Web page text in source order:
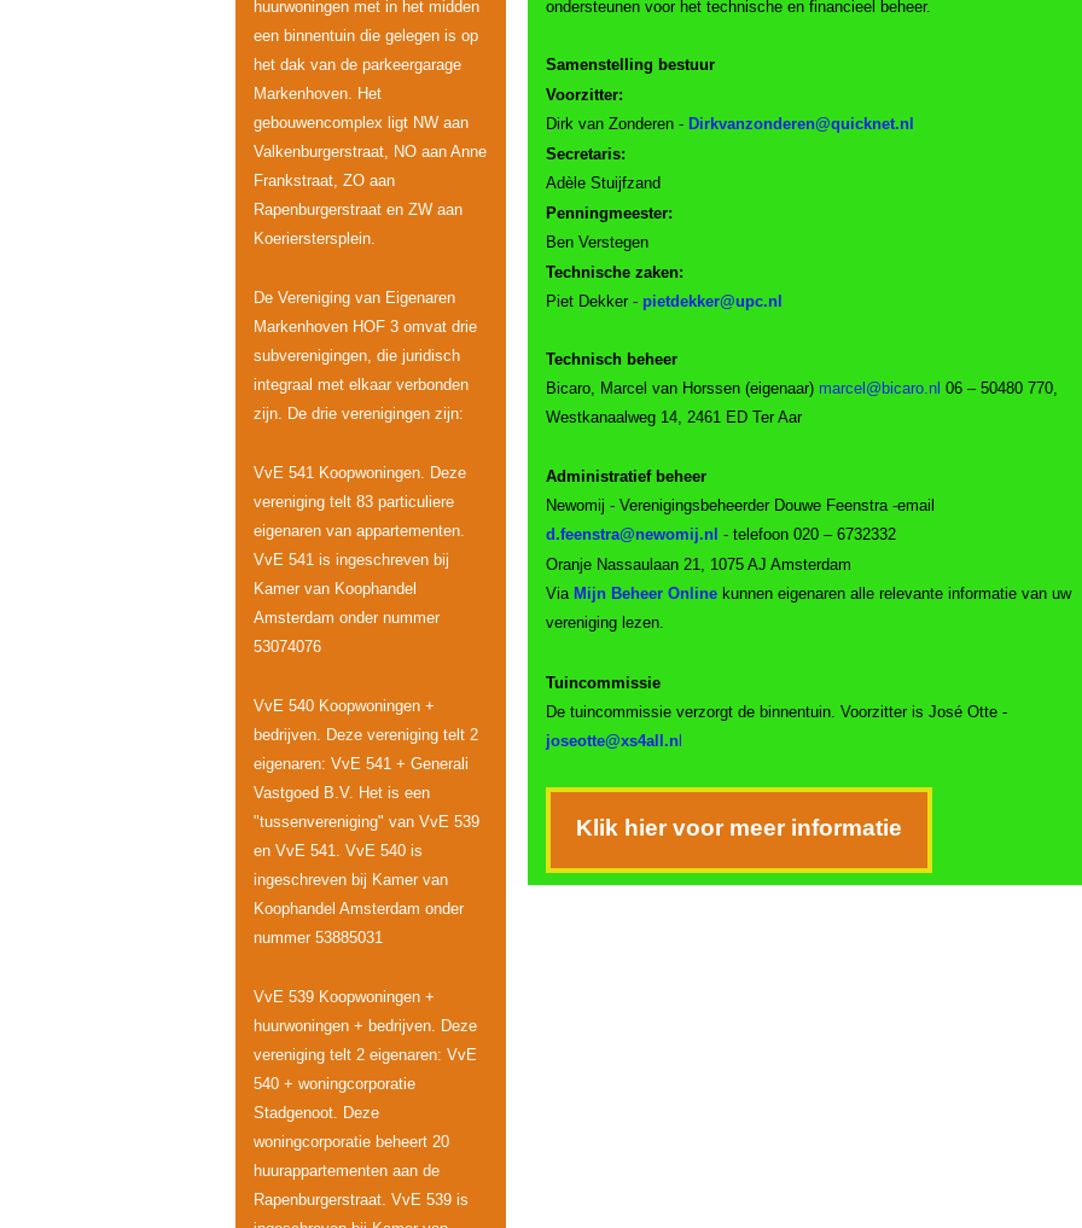
huurwoningen met in het midden
een binnentuin die gelegen is op
het dak van de parkeergarage
Markenhoven. Het
gebouwencomplex ligt NW aan
Valkenburgerstraat, NO aan Anne
Frankstraat, ZO aan
Rapenburgerstraat en ZW aan
Koerierstersplein.
De Vereniging van Eigenaren
Markenhoven HOF 3 omvat drie
subverenigingen, die juridisch
integraal met elkaar verbonden
zijn. De drie verenigingen zijn:
VvE 541 Koopwoningen. Deze
vereniging telt 83 particuliere
eigenaren van appartementen.
VvE 541 is ingeschreven bij
Kamer van Koophandel
Amsterdam onder nummer
53074076
VvE 540 Koopwoningen +
bedrijven. Deze vereniging telt 2
eigenaren: VvE 541 + Generali
Vastgoed B.V. Het is een
"tussenvereniging" van VvE 539
en VvE 541. VvE 540 is
ingeschreven bij Kamer van
Koophandel Amsterdam onder
nummer 53885031
VvE 539 Koopwoningen +
huurwoningen + bedrijven. Deze
vereniging telt 2 eigenaren: VvE
540 + woningcorporatie
Stadgenoot. Deze
woningcorporatie beheert 20
huurappartementen aan de
Rapenburgerstraat. VvE 539 is
ondersteunen voor het technische en financieel beheer.
Samenstelling bestuur
Voorzitter:
Dirk van Zonderen -
Secretaris:
Adèle Stuijfzand
Penningmeester:
Ben Verstegen
Technische zaken:
Piet Dekker -
Technisch beheer
Bicaro, Marcel van Horssen (eigenaar)
06 – 50480 770,
Westkanaalweg 14, 2461 ED Ter Aar
Administratief beheer
Newomij - Verenigingsbeheerder Douwe Feenstra -email
- telefoon 020 – 6732332
Oranje Nassaulaan 21, 1075 AJ Amsterdam
ViaMijn Beheer Online kunnen eigenaren alle relevante informatie van uw
vereniging lezen.
Tuincommissie
De tuincommissie verzorgt de binnentuin. Voorzitter is José Otte -
joseotte@xs4all.nl
Klik hier voor meer informatie